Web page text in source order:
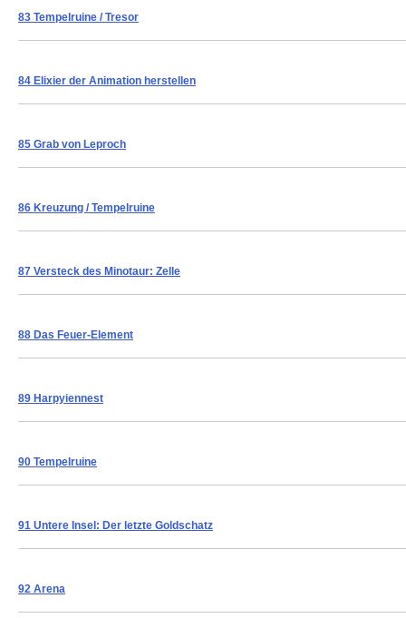
83 Tempelruine / Tresor
84 Elixier der Animation herstellen
85 Grab von Leproch
86 Kreuzung / Tempelruine
87 Versteck des Minotaur: Zelle
88 Das Feuer-Element
89 Harpyiennest
90 Tempelruine
91 Untere Insel: Der letzte Goldschatz
92 Arena